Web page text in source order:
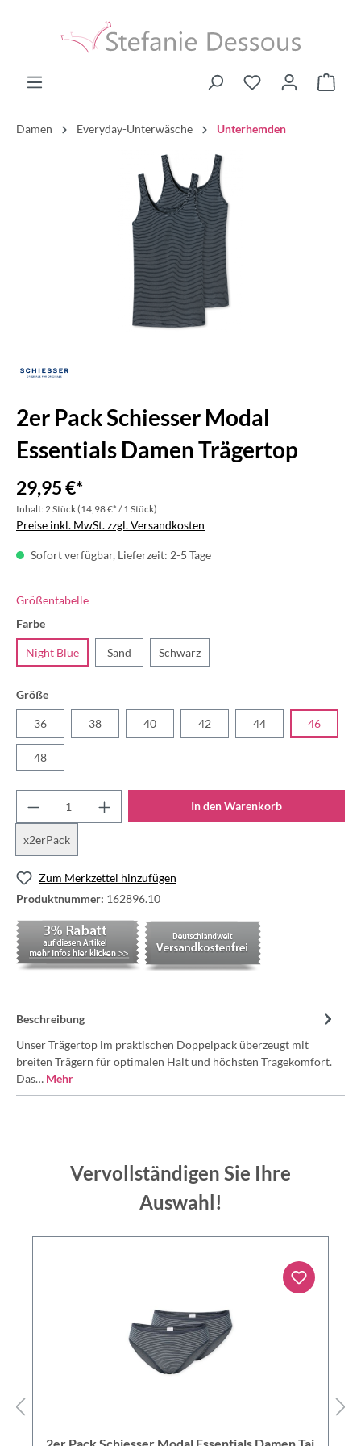
Damen Everyday-Unterwäsche Unterhemden
2er Pack Schiesser Modal
Essentials Damen Trägertop
29,95 €*
Inhalt:2 Stück(14,98 €* / 1 Stück)
Preise inkl. MwSt. zzgl. Versandkosten
Sofort verfügbar, Lieferzeit: 2-5 Tage
Größentabelle
Farbe
Night Blue Sand Schwarz
Größe
36 38 40 42 44 46
48
x2erPack
In den Warenkorb
Zum Merkzettel hinzufügen
Produktnummer: 162896.10
Beschreibung
Unser Trägertop im praktischen Doppelpack überzeugt mit
breiten Trägern für optimalen Halt und höchsten Tragekomfort.
Das… Mehr
Vervollständigen Sie Ihre
Auswahl!